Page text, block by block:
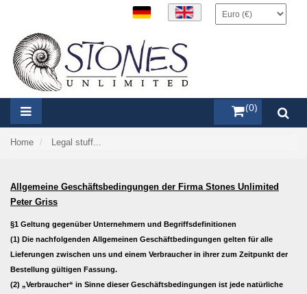
items (0)
Home Legal stuff...
Allgemeine Geschäftsbedingungen der Firma Stones Unlimited
Peter Griss
§1 Geltung gegenüber Unternehmern und Begriffsdefinitionen
(1) Die nachfolgenden Allgemeinen Geschäftbedingungen gelten für alle
Lieferungen zwischen uns und einem Verbraucher in ihrer zum Zeitpunkt der
Bestellung gültigen Fassung.
(2) „Verbraucher“ in Sinne dieser Geschäftsbedingungen ist jede natürliche